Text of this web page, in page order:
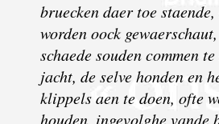
bruecken daer toe
worden oock
schaede souden commen
jacht, de selve honden en
klippels aen te doen, ofte
houden, ingevolghe vande